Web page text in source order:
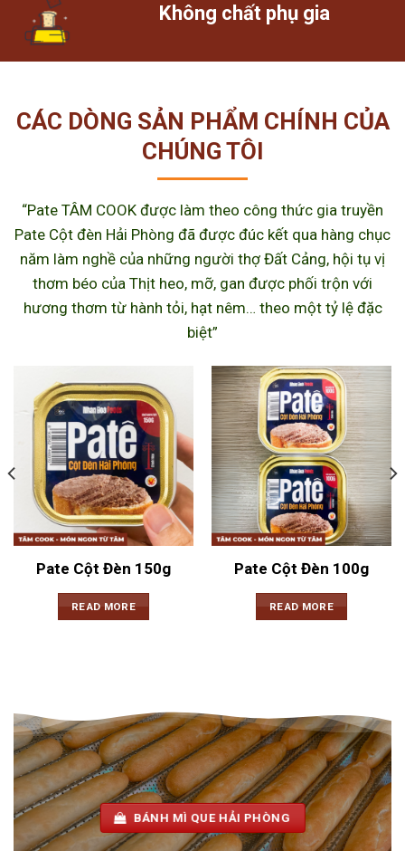
Không chất phụ gia
CÁC DÒNG SẢN PHẨM CHÍNH CỦA
CHÚNG TÔI
“Pate TÂM COOK được làm theo công thức gia truyền
Pate Cột đèn Hải Phòng đã được đúc kết qua hàng chục
năm làm nghề của những người thợ Đất Cảng, hội tụ vị
thơm béo của Thịt heo, mỡ, gan được phối trộn với
hương thơm từ hành tỏi, hạt nêm… theo một tỷ lệ đặc
biệt”
Pate Cột Đèn 150g
READ MORE
Pate Cột Đèn 100g
READ MORE
BÁNH MÌ QUE HẢI PHÒNG